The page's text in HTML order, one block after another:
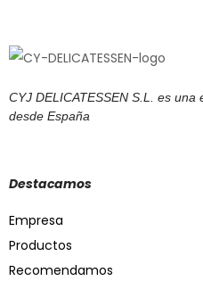
CYJ DELICATESSEN S.L. es
desde España
Destacamos
Empresa
Productos
Recomendamos